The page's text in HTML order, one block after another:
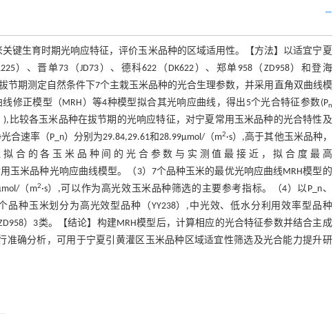
键生育时期光响应特征，评价玉米品种的区域适用性。【方法】以适宜宁夏
）、晋单73（JD73）、德科622（DK622）、郑单958（ZD958）和登海
节期测定自然条件下7个主栽玉米品种的光合生理参数，并采用直角双曲线模
修正模型（MRH）等4种模型拟合其光响应曲线，得出5个光合特征参数(Pn
),比较各玉米品种在拔节期的光响应特征，对宁夏常用玉米品种的光合特性及
合速率（P_n）分别为29.84,29.61和28.99μmol/（m2·s）,高于其他玉米品种，
拟合的各玉米品种间的光合参数与实测值最接近，拟合度最高
用玉米品种光响应曲线模型。（3）7个品种玉米的最优光响应曲线MRH模型的
（m2·s）,可以作为高光效玉米品种筛选的主要参考指标。（4）以P_n、
品种玉米划分为高光效型品种（YY238）,中光效、低水分利用效率型品种
）3类。【结论】构建MRH模型后，计算相应的光合特征参数并结合主成
确分析，可用于宁夏引黄灌区玉米品种区域适宜性筛选及光合能力提升研